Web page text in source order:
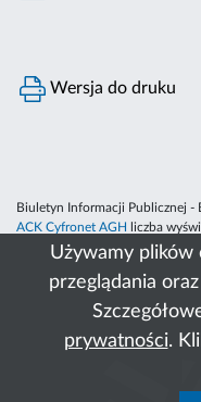
Używamy plików
przeglądania
prywatności.
Wersja do druku
Biuletyn Informacji Publicznej
ACK Cyfronet AGH
liczba